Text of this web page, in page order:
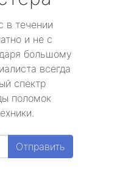
в течении
и не с
большому
всегда
спектр
поломок
Отправить